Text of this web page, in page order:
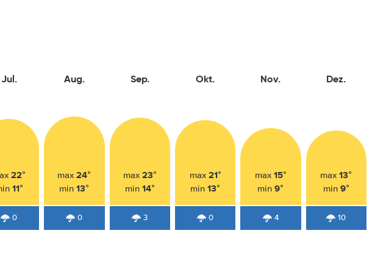
Jul.
22°
11°
0
Aug.
max24°
min13°
0
Sep.
max 23°
min 14°
3
Okt.
max 21°
min13°
0
Nov.
max 15°
min9°
4
Dez.
max13°
min 9°
10